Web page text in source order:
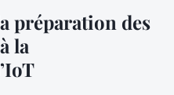
préparation des
la